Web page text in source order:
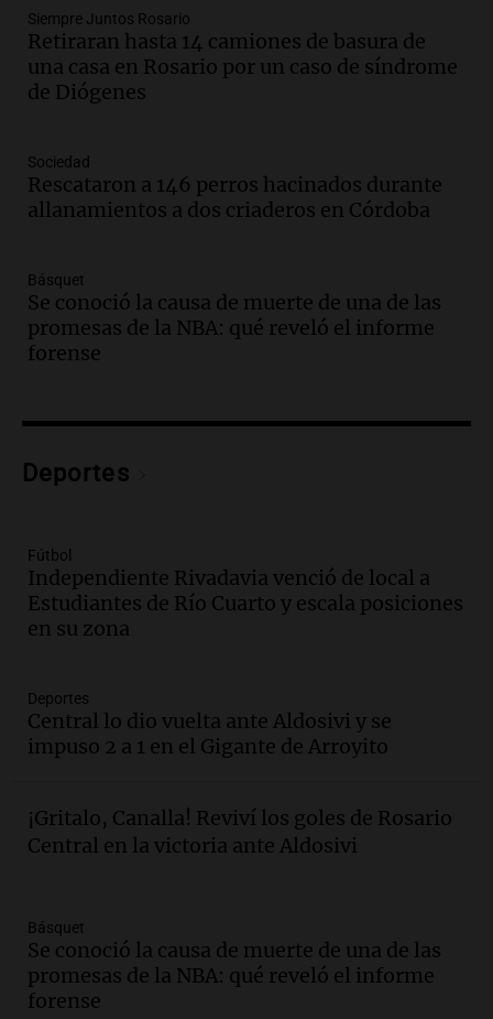
Audio.Recomendaciones de vino
bonarda para disfrutar el fin de semana
en Mendoza
Panorama Federal
Audio.
en la Sociedad Rural de Bulaya con
actividades para toda la familia
Audio.
edificios y una casa del estudiante para
jóvenes de la región
Panorama Federal
Audio.Preparativos finales para la gran
Bulaya este sábado
Audio.
Congreso y evacuación por derrame de
oxígeno en Montecastro
Panorama Federal
y llega avión para escuelas de la décima
brigada aérea
Panorama Federal
Audio.La justicia reconoce al COVID
como enfermedad laboral tras la muerte
Audio.Aumento de tarifas de luz en San
Luis a partir de agosto por nueva
regulación de la energía
Siempre Juntos Rosario
Retiraran hasta 14 camiones de basura de
una casa en Rosario por un caso de síndrome
de Diógenes
Sociedad
Rescataron a 146 perros hacinados durante
allanamientos a dos criaderos en Córdoba
Básquet
Se conoció la causa de muerte de una de las
promesas de la NBA: qué reveló el informe
forense
Deportes
Fútbol
Independiente Rivadavia venció de local a
Estudiantes de Río Cuarto y escala posiciones
en su zona
Deportes
Central lo dio vuelta ante Aldosivi y se
impuso 2 a 1 en el Gigante de Arroyito
¡Gritalo, Canalla! Reviví los goles de Rosario
Central en la victoria ante Aldosivi
Básquet
Se conoció la causa de muerte de una de las
promesas de la NBA: qué reveló el informe
forense